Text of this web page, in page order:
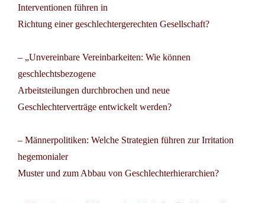
Interventionen führen in
Richtung einer geschlechtergerechten Gesellschaft?
– „Unvereinbare Vereinbarkeiten: Wie können
geschlechtsbezogene
Arbeitsteilungen durchbrochen und neue
Geschlechterverträge entwickelt werden?
– Männerpolitiken: Welche Strategien führen zur Irritation
hegemonialer
Muster und zum Abbau von Geschlechterhierarchien?